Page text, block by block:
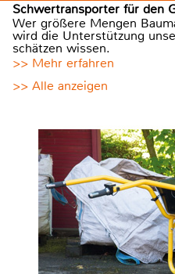
Schwertransporter für den
Wer größere Mengen
wird die Unterstützung
schätzen wissen.
>> Mehr erfahren
>> Alle anzeigen